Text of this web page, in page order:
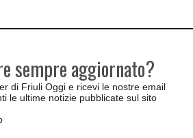
sempre aggiornato?
di Friuli Oggi e ricevi le nostre email
le ultime notizie pubblicate sul sito